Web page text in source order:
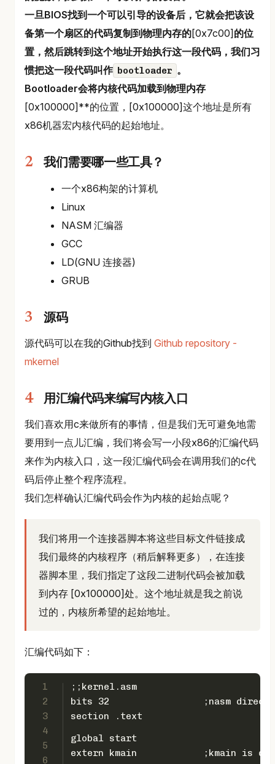
一旦BIOS找到一个可以引导的设备后，它就会把该设
备第一个扇区的代码复制到物理内存的[0x7c00] 的位
置，然后跳转到这个地址开始执行这一段代码，我们习
惯把这一段代码叫作 bootloader 。
Bootloader会将内核代码加载到物理内存
[0x100000]**的位置，[0x100000]这个地址是所有
x86机器宏内核代码的起始地址。
我们需要哪一些工具？
一个x86构架的计算机
Linux
NASM 汇编器
GCC
LD(GNU 连接器)
GRUB
源码
源代码可以在我的Github找到 Github repository -
mkernel
用汇编代码来编写内核入口
我们喜欢用c来做所有的事情，但是我们无可避免地需
要用到一点儿汇编，我们将会写一小段x86的汇编代码
来作为内核入口，这一段汇编代码会在调用我们的c代
码后停止整个程序流程。
我们怎样确认汇编代码会作为内核的起始点呢？
我们将用一个连接器脚本将这些目标文件链接成
我们最终的内核程序（稍后解释更多），在连接
器脚本里，我们指定了这段二进制代码会被加载
到内存 [0x100000]处。这个地址就是我之前说
过的，内核所希望的起始地址。
汇编代码如下：
1
2
3
4
5
6
;;kernel.asm
bits 32			;nasm
section .text
global start
extern kmain